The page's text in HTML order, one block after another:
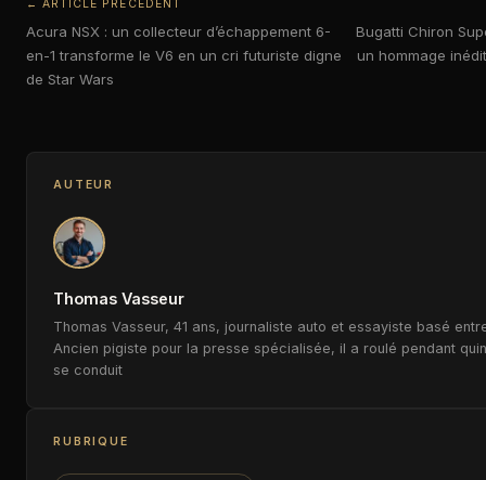
← ARTICLE PRÉCÉDENT
Acura NSX : un collecteur d’échappement 6-
en-1 transforme le V6 en un cri futuriste digne
de Star Wars
Bugatti Chiron
un hommage
AUTEUR
Thomas Vasseur
Thomas Vasseur, 41 ans, journaliste auto et essayiste basé
Ancien pigiste pour la presse spécialisée, il a roulé pendant
se conduit
RUBRIQUE